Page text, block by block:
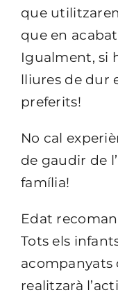
que
que en
Igualment, si
lliures de dur
preferits!
No cal
de gaudir de
família!
Edat
Tots els
acompanyats
realitzarà